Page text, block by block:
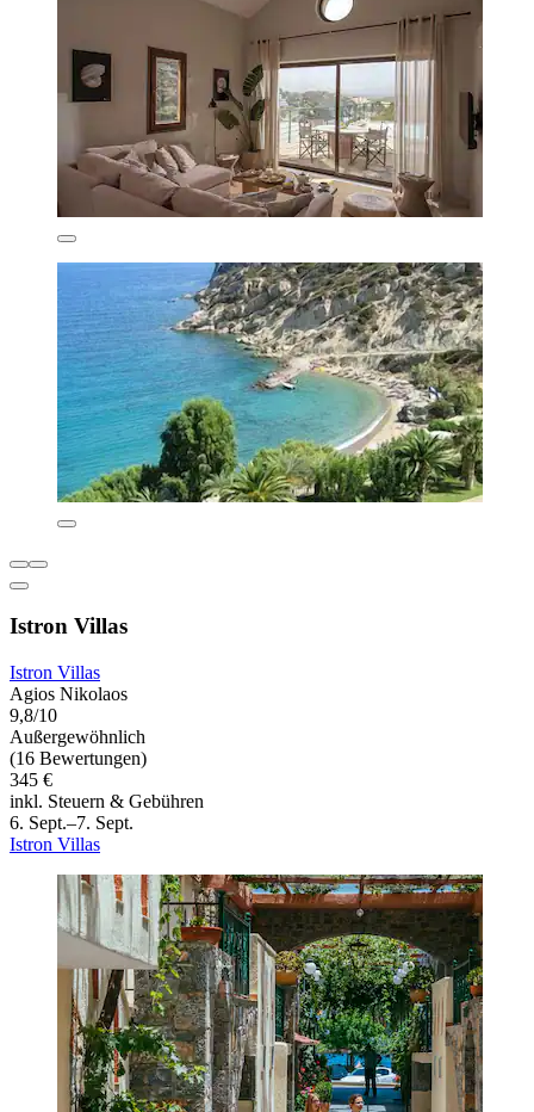
Istron Villas
Istron Villas
Agios Nikolaos
9,8/10
Außergewöhnlich
(16 Bewertungen)
345 €
inkl. Steuern & Gebühren
6. Sept.–7. Sept.
Istron Villas